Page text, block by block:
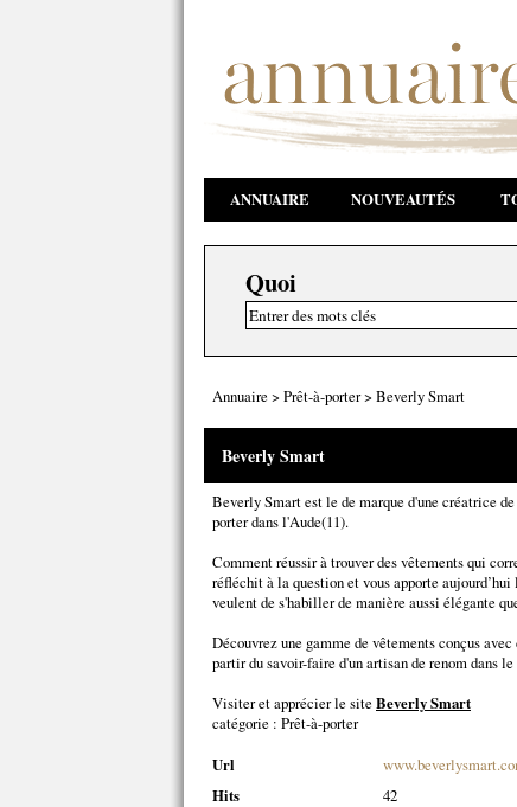
ANNUAIRE NOUVEAUTÉS
Quoi
Annuaire > Prêt-à-porter> Beverly Smart
Beverly Smart
Beverly Smart est le de marque d'une créatrice
porter dans l'Aude(11).
Comment réussir à trouver des vêtements qui
réfléchit à la question et vous apporte
veulent de s'habiller de manière aussi élégante
Découvrez une gamme de vêtements conçus
partir du savoir-faire d'un artisan de renom dans
Visiter et apprécier le site Beverly Smart
catégorie : Prêt-à-porter
Url
Hits
42